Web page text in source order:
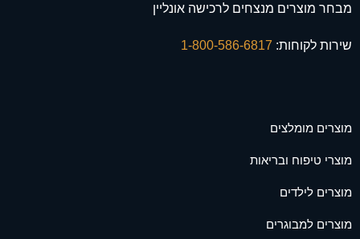
מבחר מוצרים מנצחים לרכישה אונליין
שירות לקוחות:
מוצרים מומלצים
מוצרי טיפוח ובריאות
מוצרים לילדים
מוצרים למבוגרים